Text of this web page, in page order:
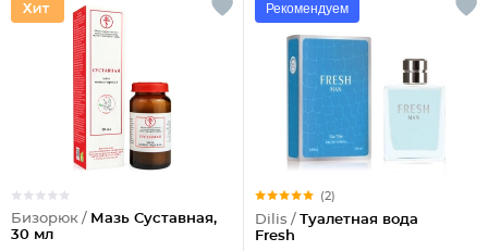
Бизорюк / Мазь Суставная,
30 мл
Рекомендуем
(2)
Dilis / Туалетная вода
Fresh